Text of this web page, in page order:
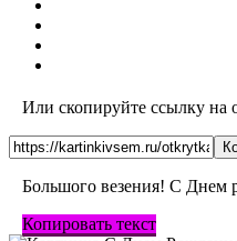
Или скопируйте ссылку на
Большого везения! С Днем
Копировать текст